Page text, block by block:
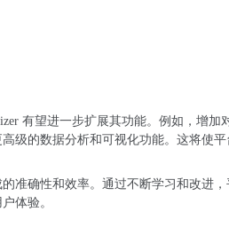
有望进一步扩展其功能。例如，增
级的数据分析和可视化功能。这将使
准确性和效率。通过不断学习和改进
体验。